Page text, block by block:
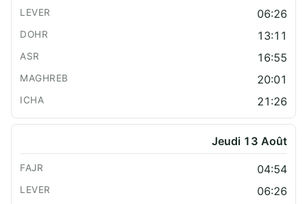
06:26
13:11
16:55
20:01
21:26
Jeudi 13 Août
04:54
06:26